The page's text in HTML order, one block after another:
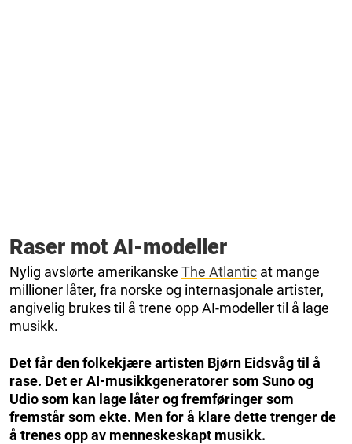
Raser mot AI-modeller
Nylig avslørte amerikanske The Atlantic at mange
millioner låter, fra norske og internasjonale artister,
angivelig brukes til å trene opp AI-modeller til å lage
musikk.
Det får den folkekjære artisten Bjørn Eidsvåg til å
rase. Det er AI-musikkgeneratorer som Suno og
Udio som kan lage låter og fremføringer som
fremstår som ekte. Men for å klare dette trenger de
å trenes opp av menneskeskapt musikk.